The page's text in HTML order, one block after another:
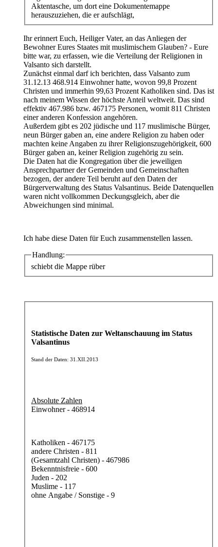
Aktentasche, um dort eine Dokumentemappe
herauszuziehen, die er aufschlägt,
Ihr erinnert Euch, Heiliger Vater, an das Anliegen der
Bewohner Eures Staates mit muslimischem Glauben? - Eure
bitte war, zu erfassen, wie die Verteilung der Religionen in
Valsanto sich darstellt.
Zunächst einmal darf ich berichten, dass Valsanto zum
31.12.13 468.914 Einwohner hatte, wovon 99,8 Prozent
Christen und immerhin 99,63 Prozent Katholiken sind. Das ist
nach meinem Wissen der höchste Anteil weltweit. Das sind
effektiv 467.986 bzw. 467175 Personen, womit 811 Christen
einer anderen Konfession angehören.
Außerdem gibt es 202 jüdische und 117 muslimische Bürger,
neun Bürger gaben an, eine andere Religion zu haben oder
machten keine Angaben zu ihrer Religionszugehörigkeit, 600
Bürger gaben an, keiner Religion zugehörig zu sein.
Die Daten hat die Kongregation über die jeweiligen
Ansprechpartner der Gemeinden und Gemeinschaften
bezogen, der andere Teil beruht auf den Daten der
Bürgerverwaltung des Status Valsantinus. Beide Datenquellen
waren nicht vollkommen Deckungsgleich, aber die
Abweichungen sind minimal.
Ich habe diese Daten für Euch zusammenstellen lassen.
Handlung:
schiebt die Mappe rüber
Statistische Daten zur Weltanschauung im Status
Valsantinus
Stand der Daten: 31.XII.2013
Absolute Zahlen
Einwohner - 468914
Katholiken - 467175
andere Christen - 811
(Gesamtzahl Christen) - 467986
Bekenntnisfreie - 600
Juden - 202
Muslime - 117
ohne Angabe / Sonstige - 9